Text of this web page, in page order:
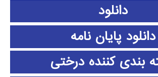
دانلود
دانلود پايان نامه
بندی کننده درختی